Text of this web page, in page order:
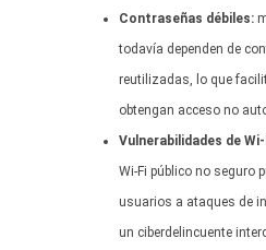
Contraseñas débiles:
todavía dependen de
reutilizadas, lo que
obtengan acceso no
Vulnerabilidades de
Wi-Fi público no seguro
usuarios a ataques de
un ciberdelincuente